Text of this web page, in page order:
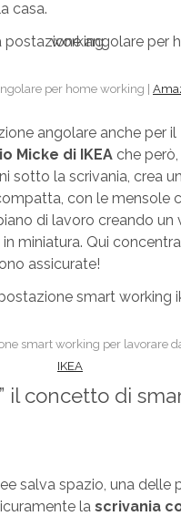
casa.
per home working |
angolare anche per il
Micke di IKEAche però,
sotto la scrivania, crea
con le mensole
di lavoro creando un
miniatura. Qui
assicurate!
smart working per lavorare da
IKEA
il concetto di
salva spazio, una delle
la scrivania